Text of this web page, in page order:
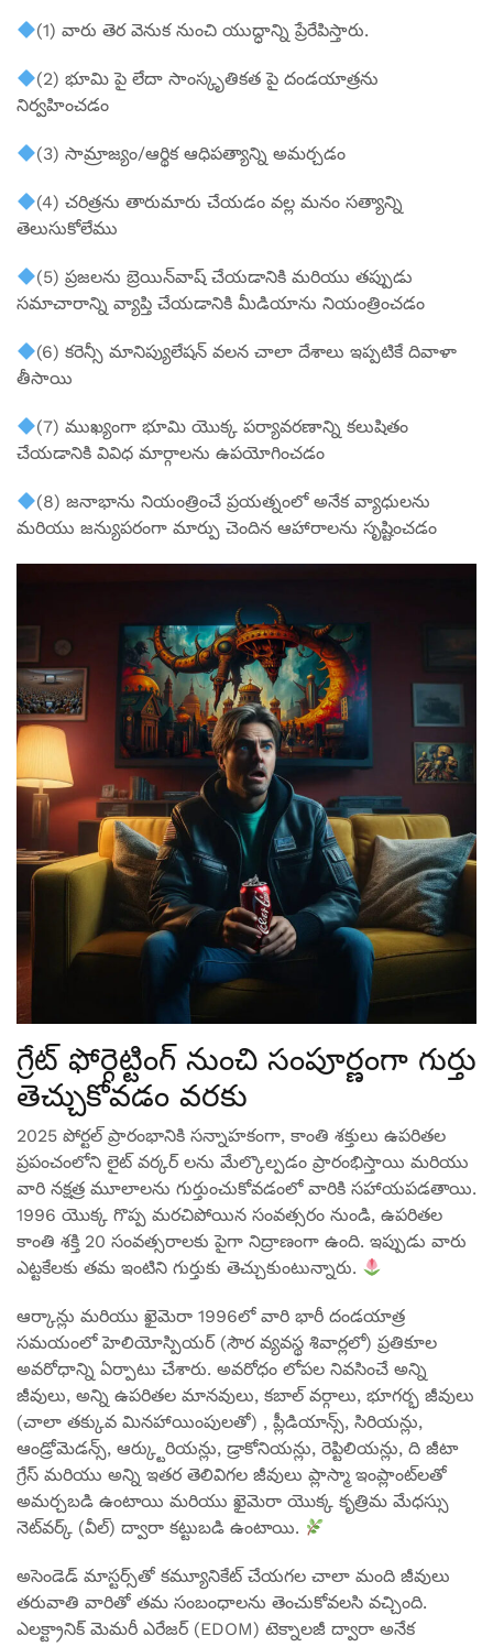
(1) వారు తెర వెనుక నుంచి యుద్ధాన్ని ప్రేరేపిస్తారు.
(2) భూమి పై లేదా సాంస్కృతికత పై దండయాత్రను
నిర్వహించడం
(3) సామ్రాజ్యం/ఆర్థిక ఆధిపత్యాన్ని అమర్చడం
(4) చరిత్రను తారుమారు చేయడం వల్ల మనం సత్యాన్ని
తెలుసుకోలేము
(5) ప్రజలను బ్రెయిన్‌వాష్ చేయడానికి మరియు తప్పుడు
సమాచారాన్ని వ్యాప్తి చేయడానికి మీడియాను నియంత్రించడం
(6) కరెన్సీ మానిప్యులేషన్ వలన చాలా దేశాలు ఇప్పటికే దివాళా
తీసాయి
(7) ముఖ్యంగా భూమి యొక్క పర్యావరణాన్ని కలుషితం
చేయడానికి వివిధ మార్గాలను ఉపయోగించడం
(8) జనాభాను నియంత్రించే ప్రయత్నంలో అనేక వ్యాధులను
మరియు జన్యుపరంగా మార్పు చెందిన ఆహారాలను సృష్టించడం
గ్రేట్ ఫోర్గెట్టింగ్ నుంచి సంపూర్ణంగా గుర్తు
తెచ్చుకోవడం వరకు
2025 పోర్టల్ ప్రారంభానికి సన్నాహకంగా, కాంతి శక్తులు ఉపరితల
ప్రపంచంలోని లైట్ వర్కర్ లను మేల్కొల్పడం ప్రారంభిస్తాయి మరియు
వారి నక్షత్ర మూలాలను గుర్తుంచుకోవడంలో వారికి సహాయపడతాయి.
1996 యొక్క గొప్ప మరచిపోయిన సంవత్సరం నుండి, ఉపరితల
కాంతి శక్తి 20 సంవత్సరాలకు పైగా నిద్రాణంగా ఉంది. ఇప్పుడు వారు
ఎట్టకేలకు తమ ఇంటిని గుర్తుకు తెచ్చుకుంటున్నారు.
ఆర్కాన్లు మరియు ఖైమెరా 1996లో వారి భారీ దండయాత్ర
సమయంలో హెలియోస్పియర్ (సౌర వ్యవస్థ శివార్లలో) ప్రతికూల
అవరోధాన్ని ఏర్పాటు చేశారు. అవరోధం లోపల నివసించే అన్ని
జీవులు, అన్ని ఉపరితల మానవులు, కబాల్ వర్గాలు, భూగర్భ జీవులు
(చాలా తక్కువ మినహాయింపులతో) , ప్లీడియాన్స్, సిరియన్లు,
ఆండ్రోమెడన్స్, ఆర్క్టురియన్లు, డ్రాకోనియన్లు, రెప్టిలియన్లు, ది జీటా
గ్రేస్ మరియు అన్ని ఇతర తెలివిగల జీవులు ప్లాస్మా ఇంప్లాంట్‌లతో
అమర్చబడి ఉంటాయి మరియు ఖైమెరా యొక్క కృత్రిమ మేధస్సు
నెట్‌వర్క్ (వీల్) ద్వారా కట్టుబడి ఉంటాయి.
అసెండెడ్ మాస్టర్స్‌తో కమ్యూనికేట్ చేయగల చాలా మంది జీవులు
తరువాతి వారితో తమ సంబంధాలను తెంచుకోవలసి వచ్చింది.
ఎలక్ట్రానిక్ మెమరీ ఎరేజర్ (EDOM) టెక్నాలజీ ద్వారా అనేక